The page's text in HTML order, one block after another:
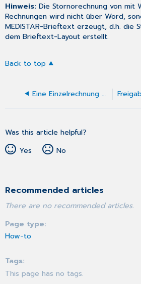
Hinweis:Die Stornorechnung von mit
Rechnungen wird nicht über Word,
MEDISTAR-Brieftext erzeugt, d.h. die
dem Brieftext-Layout erstellt.
Back to top
Eine Einzelrechnung erstellen
Was this article helpful?
Yes
No
Recommended articles
There are no recommended articles.
Page type
How-to
Tags
This page has no tags.